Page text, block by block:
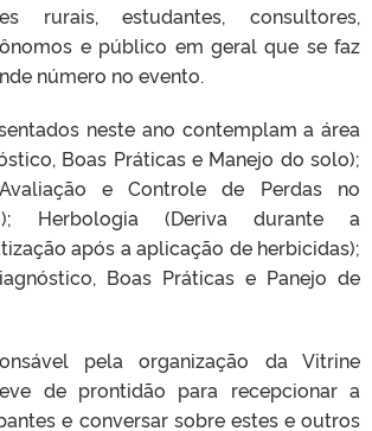
rurais, estudantes, consultores,
e público em geral que se faz
número no evento.
neste ano contemplam a área
Boas Práticas e Manejo do solo);
e Controle de Perdas no
Herbologia (Deriva durante a
após a aplicação de herbicidas);
Boas Práticas e Panejo de
pela organização da Vitrine
de prontidão para recepcionar a
e conversar sobre estes e outros